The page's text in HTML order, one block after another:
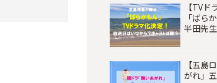
【TV
「ばら
半田先
【五島
がれ」